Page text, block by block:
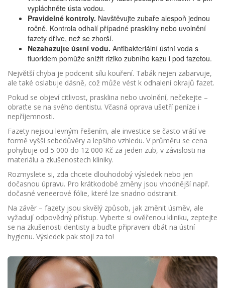
vypláchněte ústa vodou.
Pravidelné kontroly. Navštěvujte zubaře alespoň jednou
ročně. Kontrola odhalí případné praskliny nebo uvolnění
fazety dříve, než se zhorší.
Nezahazujte ústní vodu. Antibakteriální ústní voda s
fluoridem pomůže snížit riziko zubního kazu i pod fazetou.
Největší chyba je podcenit sílu kouření. Tabák nejen zabarvuje,
ale také oslabuje dásně, což může vést k odhalení okrajů fazet.
Pokud se objeví citlivost, prasklina nebo uvolnění, nečekejte –
obraťte se na svého dentistu. Včasná oprava ušetří peníze i
nepříjemnosti.
Fazety nejsou levným řešením, ale investice se často vrátí ve
formě vyšší sebedůvěry a lepšího vzhledu. V průměru se cena
pohybuje od 5 000 do 12 000 Kč za jeden zub, v závislosti na
materiálu a zkušenostech kliniky.
Rozmyslete si, zda chcete dlouhodobý výsledek nebo jen
dočasnou úpravu. Pro krátkodobé změny jsou vhodnější např.
dočasné veneerové fólie, které lze snadno odstranit.
Na závěr – fazety jsou skvělý způsob, jak změnit úsměv, ale
vyžadují odpovědný přístup. Vyberte si ověřenou kliniku, zeptejte
se na zkušenosti dentisty a buďte připraveni dbát na ústní
hygienu. Výsledek pak stojí za to!